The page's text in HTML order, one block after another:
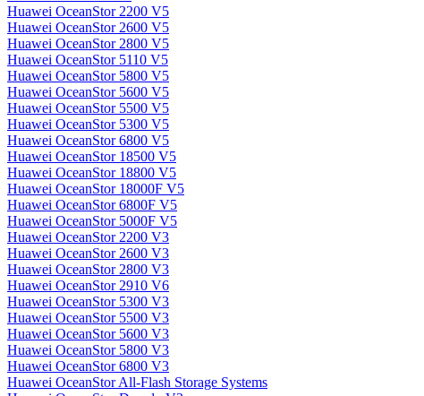
Huawei OceanStor 2200 V5
Huawei OceanStor 2600 V5
Huawei OceanStor 2800 V5
Huawei OceanStor 5110 V5
Huawei OceanStor 5800 V5
Huawei OceanStor 5600 V5
Huawei OceanStor 5500 V5
Huawei OceanStor 5300 V5
Huawei OceanStor 6800 V5
Huawei OceanStor 18500 V5
Huawei OceanStor 18800 V5
Huawei OceanStor 18000F V5
Huawei OceanStor 6800F V5
Huawei OceanStor 5000F V5
Huawei OceanStor 2200 V3
Huawei OceanStor 2600 V3
Huawei OceanStor 2800 V3
Huawei OceanStor 2910 V6
Huawei OceanStor 5300 V3
Huawei OceanStor 5500 V3
Huawei OceanStor 5600 V3
Huawei OceanStor 5800 V3
Huawei OceanStor 6800 V3
Huawei OceanStor All-Flash Storage Systems